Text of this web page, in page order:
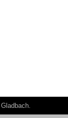
.